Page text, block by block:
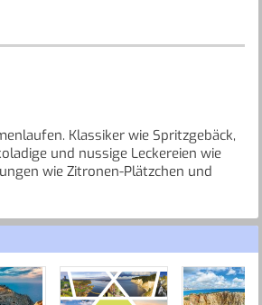
Klassiker wie Spritzgebäck,
und nussige Leckereien wie
wie Zitronen-Plätzchen und